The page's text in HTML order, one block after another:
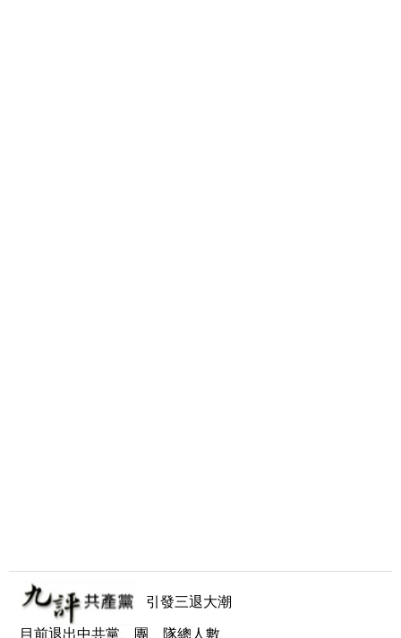
引發三退大潮
目前退出中共黨、團、隊總人數